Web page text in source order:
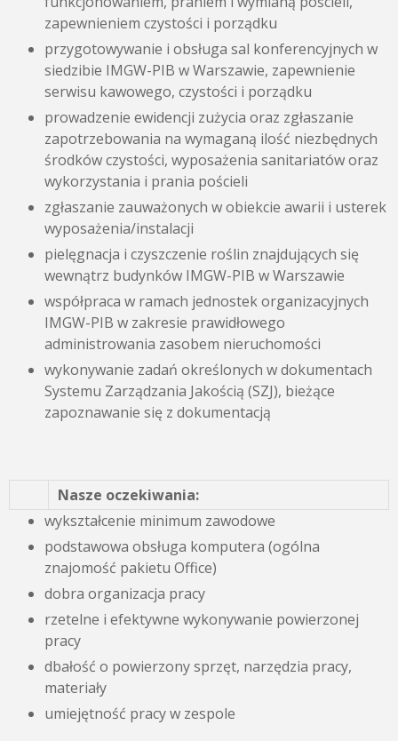
zapewnieniem czystości i porządku
przygotowywanie i obsługa sal konferencyjnych w
siedzibie IMGW-PIB w Warszawie, zapewnienie
serwisu kawowego, czystości i porządku
prowadzenie ewidencji zużycia oraz zgłaszanie
zapotrzebowania na wymaganą ilość niezbędnych
środków czystości, wyposażenia sanitariatów oraz
wykorzystania i prania pościeli
zgłaszanie zauważonych w obiekcie awarii i usterek
wyposażenia/instalacji
pielęgnacja i czyszczenie roślin znajdujących się
wewnątrz budynków IMGW-PIB w Warszawie
współpraca w ramach jednostek organizacyjnych
IMGW-PIB w zakresie prawidłowego
administrowania zasobem nieruchomości
wykonywanie zadań określonych w dokumentach
Systemu Zarządzania Jakością (SZJ), bieżące
zapoznawanie się z dokumentacją
Nasze oczekiwania:
wykształcenie minimum zawodowe
podstawowa obsługa komputera (ogólna
znajomość pakietu Office)
dobra organizacja pracy
rzetelne i efektywne wykonywanie powierzonej
pracy
dbałość o powierzony sprzęt, narzędzia pracy,
materiały
umiejętność pracy w zespole